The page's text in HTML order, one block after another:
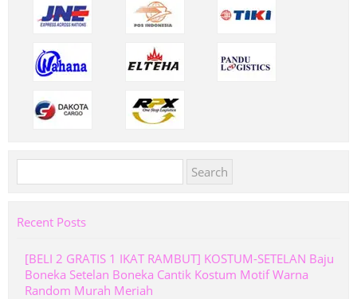
for:
Recent Posts
[BELI 2 GRATIS 1 IKAT RAMBUT] KOSTUM-SETELAN Baju
Boneka Setelan Boneka Cantik Kostum Motif Warna
Random Murah Meriah